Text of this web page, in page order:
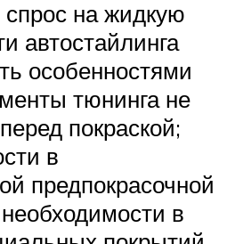
на жидкую
автостайлинга
особенностями
тюнинга не
покраской;
в
предпокрасочной
необходимости в